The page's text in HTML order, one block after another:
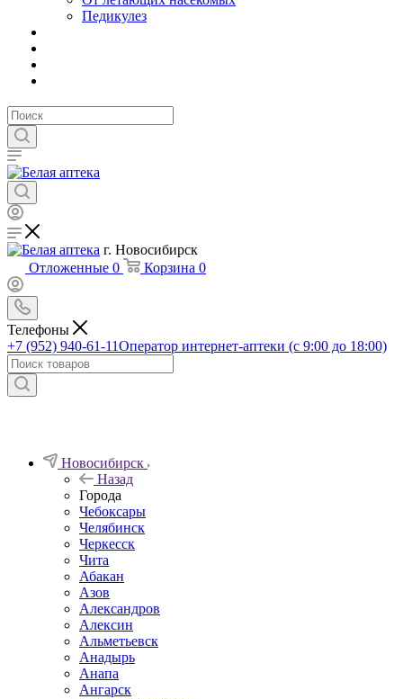
Педикулез
г. Новосибирск
Отложенные 0 Корзина 0
Телефоны
+7 (952) 940-61-11Оператор интернет-аптеки (с 9:00 до 18:00)
Новосибирск
Назад
Города
Чебоксары
Челябинск
Черкесск
Чита
Абакан
Азов
Александров
Алексин
Альметьевск
Анадырь
Анапа
Ангарск